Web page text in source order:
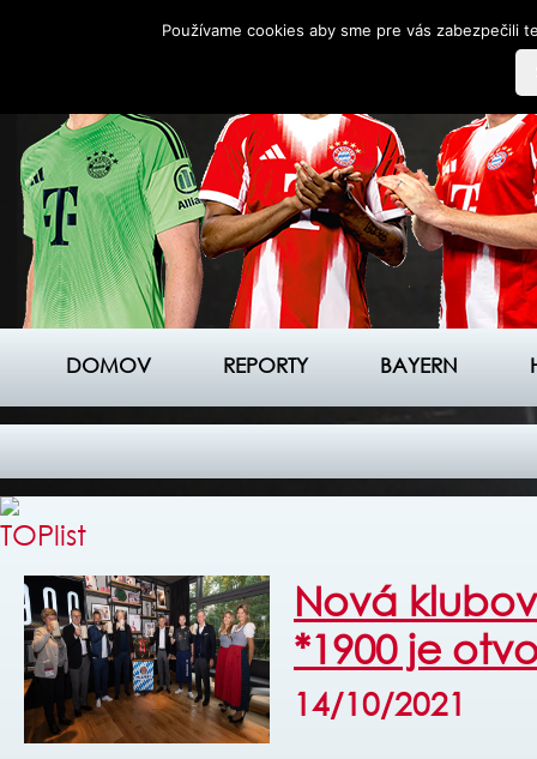
DOMOV REPORTY BAYERN
Nová
*1900 je
14/10/2021
Používame cookies aby sme pre vás zabezpečili